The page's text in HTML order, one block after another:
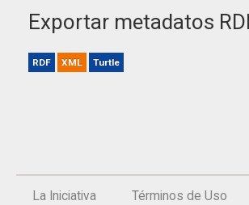
Exportar metadatos
RDF XML Turtle
La Iniciativa Términos de Uso